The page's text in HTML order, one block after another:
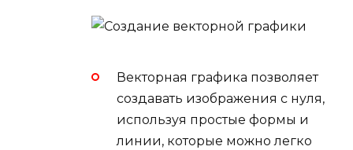
Векторная графика позволяет
создавать изображения с нуля,
используя простые формы и
линии, которые можно легко